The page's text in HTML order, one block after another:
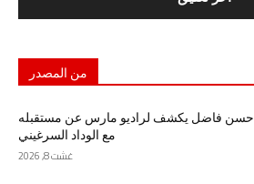
من المصدر
حسن فاضل يكشف لراديو مارس عن مستقبله
مع الوداد السرغيني
غشت 8, 2026